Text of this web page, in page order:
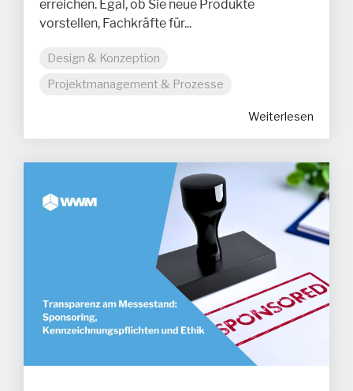
erreichen. Egal, ob Sie neue Produkte
vorstellen, Fachkräfte für...
Design & Konzeption
Projektmanagement & Prozesse
Weiterlesen